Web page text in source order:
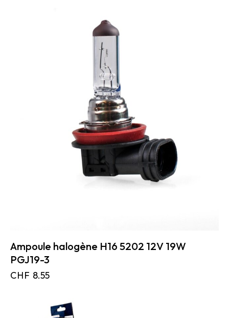
Ampoule halogène H16 5202 12V 19W
PGJ19-3
CHF 8.55